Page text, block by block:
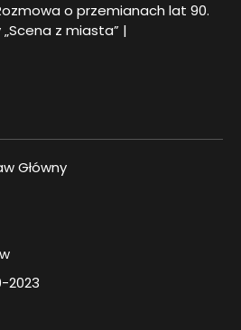
o przemianach lat 90.
z miasta” |
Główny
2023